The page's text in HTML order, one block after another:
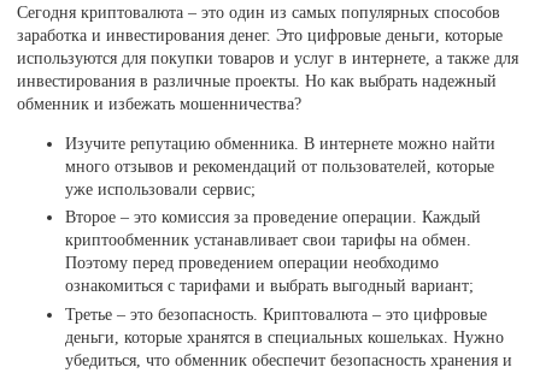
Сегодня криптовалюта – это один из самых популярных способов
заработка и инвестирования денег. Это цифровые деньги, которые
используются для покупки товаров и услуг в интернете, а также для
инвестирования в различные проекты. Но как выбрать надежный
обменник и избежать мошенничества?
Изучите репутацию обменника. В интернете можно найти
много отзывов и рекомендаций от пользователей, которые
уже использовали сервис;
Второе – это комиссия за проведение операции. Каждый
криптообменник устанавливает свои тарифы на обмен.
Поэтому перед проведением операции необходимо
ознакомиться с тарифами и выбрать выгодный вариант;
Третье – это безопасность. Криптовалюта – это цифровые
деньги, которые хранятся в специальных кошельках. Нужно
убедиться, что обменник обеспечит безопасность хранения и